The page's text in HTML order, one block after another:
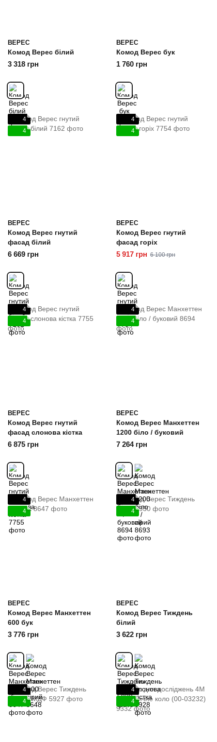
ВЕРЕС
Комод Верес білий
3 318 грн
ВЕРЕС
Комод Верес бук
1 760 грн
4
4
ВЕРЕС
Комод Верес гнутий
фасад білий
6 669 грн
4
4
ВЕРЕС
Комод Верес гнутий
фасад горіх
5 917 грн 6 100 грн
4
4
ВЕРЕС
Комод Верес гнутий
фасад слонова кістка
6 875 грн
4
4
ВЕРЕС
Комод Верес Манхеттен
1200 біло / буковий
7 264 грн
4
4
ВЕРЕС
Комод Верес Манхеттен
600 бук
3 776 грн
4
4
ВЕРЕС
Комод Верес Тиждень
білий
3 622 грн
4
4
4
4